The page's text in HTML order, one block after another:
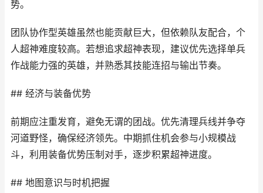
势。
团队协作型英雄虽然也能贡献巨大，但依赖队友配合，个
人超神难度较高。若想追求超神表现，建议优先选择单兵
作战能力强的英雄，并熟悉其技能连招与输出节奏。
## 经济与装备优势
前期应注重发育，避免无谓的团战。优先清理兵线并争夺
河道野怪，确保经济领先。中期抓住机会参与小规模战
斗，利用装备优势压制对手，逐步积累超神进度。
## 地图意识与时机把握